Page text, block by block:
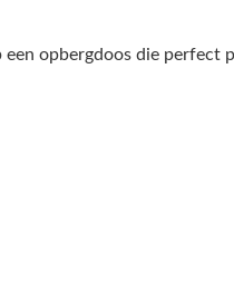
opbergdoos die perfect